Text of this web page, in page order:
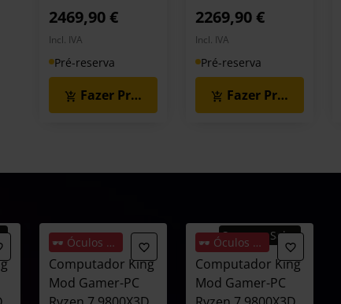
2469,90 €
Incl. IVA
Pré-reserva
Fazer Pré-Reserva
2269,90 €
Incl. IVA
Pré-reserva
Fazer Pré-Reserva
🕶️ Óculos Oferta
Computador King
Mod Gamer-PC
🕶️ Óculos Oferta
Summer Sales
Computador King
Mod Gamer-PC